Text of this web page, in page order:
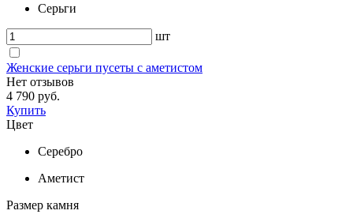
Серьги
шт
Женские серьги пусеты с аметистом
Нет отзывов
4 790 руб.
Купить
Цвет
Серебро
Аметист
Размер камня